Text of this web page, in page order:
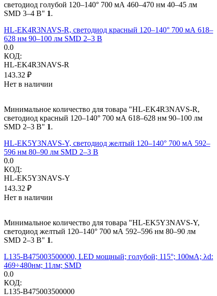
светодиод голубой 120–140° 700 мА 460–470 нм 40–45 лм
SMD 3–4 В" 1.
HL-EK4R3NAVS-R, светодиод красный 120–140° 700 мА 618–
628 нм 90–100 лм SMD 2–3 В
0.0
КОД:
HL-EK4R3NAVS-R
143.32 ₽
Нет в наличии
Минимальное количество для товара "HL-EK4R3NAVS-R,
светодиод красный 120–140° 700 мА 618–628 нм 90–100 лм
SMD 2–3 В" 1.
HL-EK5Y3NAVS-Y, светодиод желтый 120–140° 700 мА 592–
596 нм 80–90 лм SMD 2–3 В
0.0
КОД:
HL-EK5Y3NAVS-Y
143.32 ₽
Нет в наличии
Минимальное количество для товара "HL-EK5Y3NAVS-Y,
светодиод желтый 120–140° 700 мА 592–596 нм 80–90 лм
SMD 2–3 В" 1.
L135-B475003500000, LED мощный; голубой; 115°; 100мА; λd:
469÷480нм; 11лм; SMD
0.0
КОД:
L135-B475003500000